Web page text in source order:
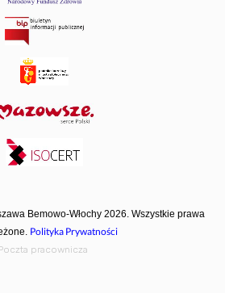
Bemowo-Włochy 2026. Wszystkie prawa
Polityka Prywatności
pracownicza